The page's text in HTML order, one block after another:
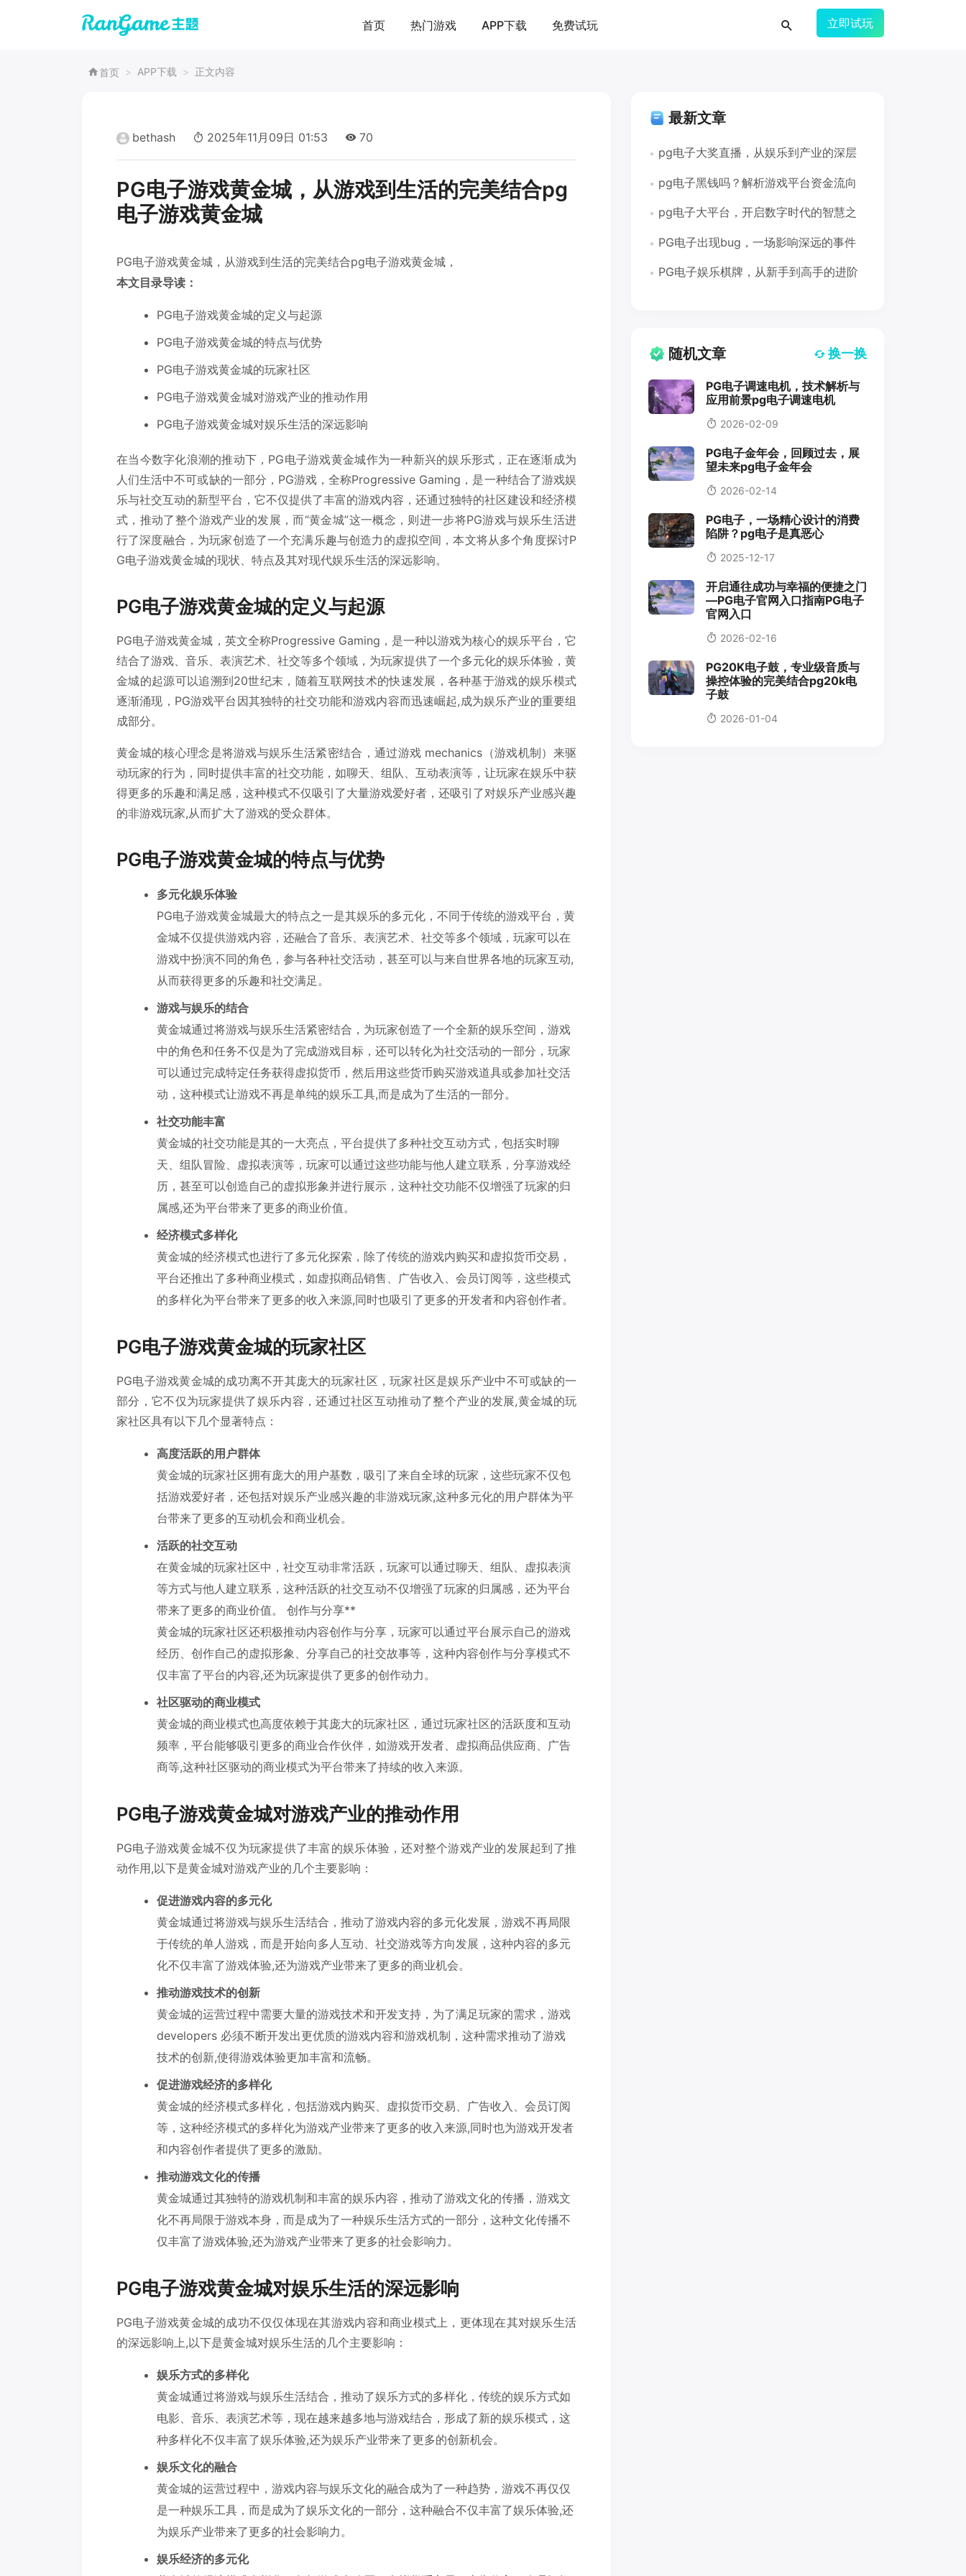
首页 热门游戏 APP下载 免费试玩 立即试玩
首页 APP下载 正文内容
bethash 2025年11月09日 01:53 70
PG电子游戏黄金城，从游戏到生活的完美结合pg
电子游戏黄金城
PG电子游戏黄金城，从游戏到生活的完美结合pg电子游戏黄金城，
本文目录导读：
PG电子游戏黄金城的定义与起源
PG电子游戏黄金城的特点与优势
PG电子游戏黄金城的玩家社区
PG电子游戏黄金城对游戏产业的推动作用
PG电子游戏黄金城对娱乐生活的深远影响
在当今数字化浪潮的推动下，PG电子游戏黄金城作为一种新兴的娱乐形式，正在逐渐成为
人们生活中不可或缺的一部分，PG游戏，全称Progressive Gaming，是一种结合了游戏娱
乐与社交互动的新型平台，它不仅提供了丰富的游戏内容，还通过独特的社区建设和经济模
式，推动了整个游戏产业的发展，而“黄金城”这一概念，则进一步将PG游戏与娱乐生活进
行了深度融合，为玩家创造了一个充满乐趣与创造力的虚拟空间，本文将从多个角度探讨P
G电子游戏黄金城的现状、特点及其对现代娱乐生活的深远影响。
PG电子游戏黄金城的定义与起源
PG电子游戏黄金城，英文全称Progressive Gaming，是一种以游戏为核心的娱乐平台，它
结合了游戏、音乐、表演艺术、社交等多个领域，为玩家提供了一个多元化的娱乐体验，黄
金城的起源可以追溯到20世纪末，随着互联网技术的快速发展，各种基于游戏的娱乐模式
逐渐涌现，PG游戏平台因其独特的社交功能和游戏内容而迅速崛起,成为娱乐产业的重要组
成部分。
黄金城的核心理念是将游戏与娱乐生活紧密结合，通过游戏 mechanics（游戏机制）来驱
动玩家的行为，同时提供丰富的社交功能，如聊天、组队、互动表演等，让玩家在娱乐中获
得更多的乐趣和满足感，这种模式不仅吸引了大量游戏爱好者，还吸引了对娱乐产业感兴趣
的非游戏玩家,从而扩大了游戏的受众群体。
PG电子游戏黄金城的特点与优势
多元化娱乐体验
PG电子游戏黄金城最大的特点之一是其娱乐的多元化，不同于传统的游戏平台，黄
金城不仅提供游戏内容，还融合了音乐、表演艺术、社交等多个领域，玩家可以在
游戏中扮演不同的角色，参与各种社交活动，甚至可以与来自世界各地的玩家互动,
从而获得更多的乐趣和社交满足。
游戏与娱乐的结合
黄金城通过将游戏与娱乐生活紧密结合，为玩家创造了一个全新的娱乐空间，游戏
中的角色和任务不仅是为了完成游戏目标，还可以转化为社交活动的一部分，玩家
可以通过完成特定任务获得虚拟货币，然后用这些货币购买游戏道具或参加社交活
动，这种模式让游戏不再是单纯的娱乐工具,而是成为了生活的一部分。
社交功能丰富
黄金城的社交功能是其的一大亮点，平台提供了多种社交互动方式，包括实时聊
天、组队冒险、虚拟表演等，玩家可以通过这些功能与他人建立联系，分享游戏经
历，甚至可以创造自己的虚拟形象并进行展示，这种社交功能不仅增强了玩家的归
属感,还为平台带来了更多的商业价值。
经济模式多样化
黄金城的经济模式也进行了多元化探索，除了传统的游戏内购买和虚拟货币交易，
平台还推出了多种商业模式，如虚拟商品销售、广告收入、会员订阅等，这些模式
的多样化为平台带来了更多的收入来源,同时也吸引了更多的开发者和内容创作者。
PG电子游戏黄金城的玩家社区
PG电子游戏黄金城的成功离不开其庞大的玩家社区，玩家社区是娱乐产业中不可或缺的一
部分，它不仅为玩家提供了娱乐内容，还通过社区互动推动了整个产业的发展,黄金城的玩
家社区具有以下几个显著特点：
高度活跃的用户群体
黄金城的玩家社区拥有庞大的用户基数，吸引了来自全球的玩家，这些玩家不仅包
括游戏爱好者，还包括对娱乐产业感兴趣的非游戏玩家,这种多元化的用户群体为平
台带来了更多的互动机会和商业机会。
活跃的社交互动
在黄金城的玩家社区中，社交互动非常活跃，玩家可以通过聊天、组队、虚拟表演
等方式与他人建立联系，这种活跃的社交互动不仅增强了玩家的归属感，还为平台
带来了更多的商业价值。 创作与分享**
黄金城的玩家社区还积极推动内容创作与分享，玩家可以通过平台展示自己的游戏
经历、创作自己的虚拟形象、分享自己的社交故事等，这种内容创作与分享模式不
仅丰富了平台的内容,还为玩家提供了更多的创作动力。
社区驱动的商业模式
黄金城的商业模式也高度依赖于其庞大的玩家社区，通过玩家社区的活跃度和互动
频率，平台能够吸引更多的商业合作伙伴，如游戏开发者、虚拟商品供应商、广告
商等,这种社区驱动的商业模式为平台带来了持续的收入来源。
PG电子游戏黄金城对游戏产业的推动作用
PG电子游戏黄金城不仅为玩家提供了丰富的娱乐体验，还对整个游戏产业的发展起到了推
动作用,以下是黄金城对游戏产业的几个主要影响：
促进游戏内容的多元化
黄金城通过将游戏与娱乐生活结合，推动了游戏内容的多元化发展，游戏不再局限
于传统的单人游戏，而是开始向多人互动、社交游戏等方向发展，这种内容的多元
化不仅丰富了游戏体验,还为游戏产业带来了更多的商业机会。
推动游戏技术的创新
黄金城的运营过程中需要大量的游戏技术和开发支持，为了满足玩家的需求，游戏
developers 必须不断开发出更优质的游戏内容和游戏机制，这种需求推动了游戏
技术的创新,使得游戏体验更加丰富和流畅。
促进游戏经济的多样化
黄金城的经济模式多样化，包括游戏内购买、虚拟货币交易、广告收入、会员订阅
等，这种经济模式的多样化为游戏产业带来了更多的收入来源,同时也为游戏开发者
和内容创作者提供了更多的激励。
推动游戏文化的传播
黄金城通过其独特的游戏机制和丰富的娱乐内容，推动了游戏文化的传播，游戏文
化不再局限于游戏本身，而是成为了一种娱乐生活方式的一部分，这种文化传播不
仅丰富了游戏体验,还为游戏产业带来了更多的社会影响力。
PG电子游戏黄金城对娱乐生活的深远影响
PG电子游戏黄金城的成功不仅仅体现在其游戏内容和商业模式上，更体现在其对娱乐生活
的深远影响上,以下是黄金城对娱乐生活的几个主要影响：
娱乐方式的多样化
黄金城通过将游戏与娱乐生活结合，推动了娱乐方式的多样化，传统的娱乐方式如
电影、音乐、表演艺术等，现在越来越多地与游戏结合，形成了新的娱乐模式，这
种多样化不仅丰富了娱乐体验,还为娱乐产业带来了更多的创新机会。
娱乐文化的融合
黄金城的运营过程中，游戏内容与娱乐文化的融合成为了一种趋势，游戏不再仅仅
是一种娱乐工具，而是成为了娱乐文化的一部分，这种融合不仅丰富了娱乐体验,还
为娱乐产业带来了更多的社会影响力。
娱乐经济的多元化
最新文章
pg电子大奖直播，从娱乐到产业的深层
pg电子黑钱吗？解析游戏平台资金流向
pg电子大平台，开启数字时代的智慧之
PG电子出现bug，一场影响深远的事件
PG电子娱乐棋牌，从新手到高手的进阶
随机文章 换一换
PG电子调速电机，技术解析与
应用前景pg电子调速电机
2026-02-09
PG电子金年会，回顾过去，展
望未来pg电子金年会
2026-02-14
PG电子，一场精心设计的消费
陷阱？pg电子是真恶心
2025-12-17
开启通往成功与幸福的便捷之门
—PG电子官网入口指南PG电子
官网入口
2026-02-16
PG20K电子鼓，专业级音质与
操控体验的完美结合pg20k电
子鼓
2026-01-04